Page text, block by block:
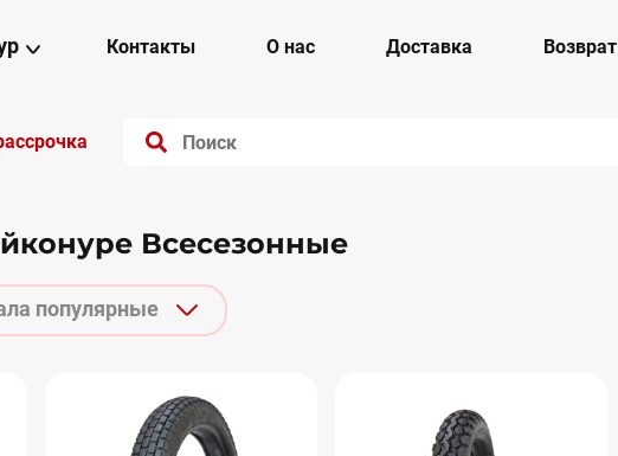
Контакты О нас Доставка Возврат
Всесезонные
популярные